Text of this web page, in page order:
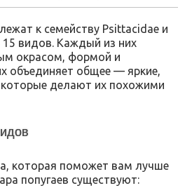
к семейству Psittacidae и
видов. Каждый из них
окрасом, формой и
объединяет общее — яркие,
делают их похожими
которая поможет вам лучше
попугаев существуют: